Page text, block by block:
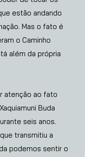
estão andando
Mas o fato é
o Caminho
além da própria
atenção ao fato
Buda
seis anos.
transmitiu a
podemos sentir o